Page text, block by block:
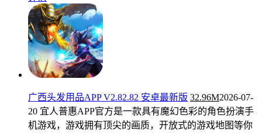
广西头发用品APP V2.82.82 安卓最新版 32.96M2026-07-
20 宜人普惠APP官方是一款具有魔幻色彩的角色扮演手
机游戏，游戏拥有顶尖的画质，开放式的游戏地图等你